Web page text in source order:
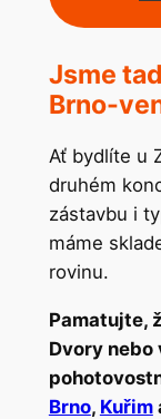
Jsme
Brno-
Ať bydlíte u
druhém
zástavbu i
máme
rovinu.
Pamatujte,
Dvory nebo
Brno, Kuřim